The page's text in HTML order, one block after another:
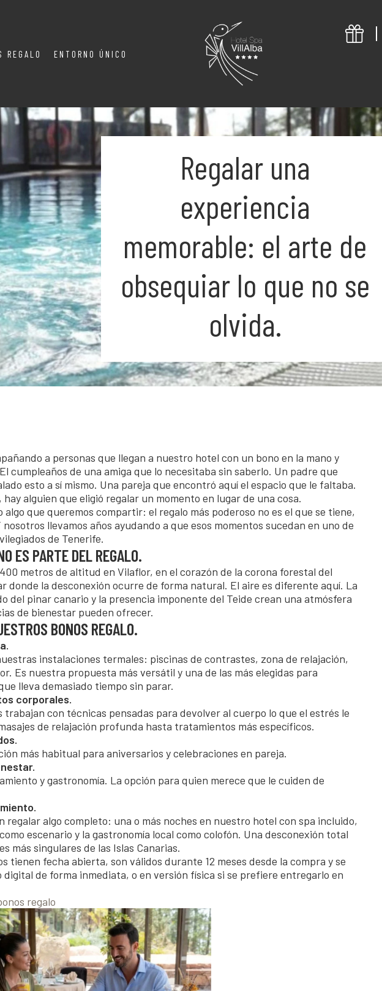
REGALO ENTORNO ÚNICO
Regalar una
experiencia
memorable: el arte de
obsequiar lo que no se
olvida.
a personas que llegan a nuestro hotel con un bono en la mano y
cumpleaños de una amiga que lo necesitaba sin saberlo. Un padre que
esto a sí mismo. Una pareja que encontró aquí el espacio que le faltaba.
hay alguien que eligió regalar un momento en lugar de una cosa.
algo que queremos compartir: el regalo más poderoso no es el que se tiene,
nosotros llevamos años ayudando a que esos momentos sucedan en uno de
de Tenerife.
ES PARTE DEL REGALO.
metros de altitud en Vilaflor, en el corazón de la corona forestal del
donde la desconexión ocurre de forma natural. El aire es diferente aquí. La
del pinar canario y la presencia imponente del Teide crean una atmósfera
de bienestar pueden ofrecer.
BONOS REGALO.
instalaciones termales: piscinas de contrastes, zona de relajación,
Es nuestra propuesta más versátil y una de las más elegidas para
lleva demasiado tiempo sin parar.
corporales.
con técnicas pensadas para devolver al cuerpo lo que el estrés le
de relajación profunda hasta tratamientos más específicos.
más habitual para aniversarios y celebraciones en pareja.
y gastronomía. La opción para quien merece que le cuiden de
regalar algo completo: una o más noches en nuestro hotel con spa incluido,
escenario y la gastronomía local como colofón. Una desconexión total
más singulares de las Islas Canarias.
tienen fecha abierta, son válidos durante 12 meses desde la compra y se
de forma inmediata, o en versión física si se prefiere entregarlo en
regalo